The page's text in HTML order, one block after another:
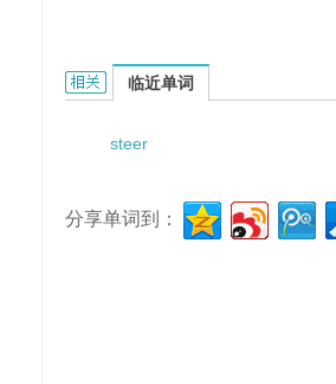
steering cross rod jaw的相关资料：
临近单词
steer
分享单词到：